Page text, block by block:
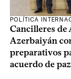
POLÍTICA
Cancilleres de
Azerbaiyán
preparativos
acuerdo de paz